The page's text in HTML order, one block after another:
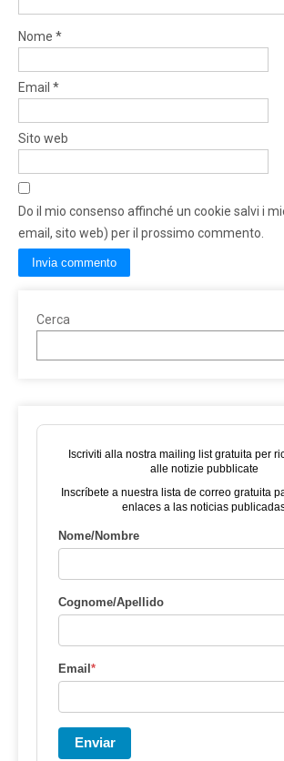
Nome *
Email *
Sito web
Do il mio consenso affinché un cookie salvi i
email, sito web) per il prossimo commento.
Cerca
Iscriviti alla nostra mailing list gratuita per
alle notizie pubblicate
Inscríbete a nuestra lista de correo gratuita
enlaces a las noticias
Nome/Nombre
Cognome/Apellido
Email*
Enviar